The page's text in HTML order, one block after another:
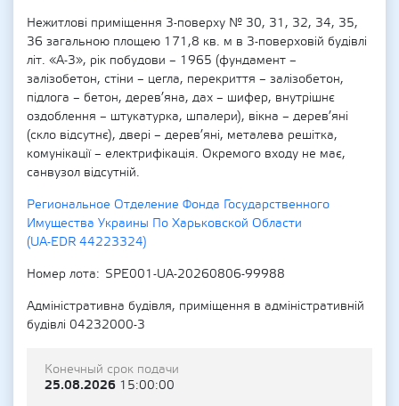
Нежитлові приміщення 3-поверху № 30, 31, 32, 34, 35,
36 загальною площею 171,8 кв. м в 3-поверховій будівлі
літ. «А-3», рік побудови – 1965 (фундамент –
залізобетон, стіни – цегла, перекриття – залізобетон,
підлога – бетон, дерев’яна, дах – шифер, внутрішнє
оздоблення – штукатурка, шпалери), вікна – дерев’яні
(скло відсутнє), двері – дерев’яні, металева решітка,
комунікації – електрифікація. Окремого входу не має,
санвузол відсутній.
Региональное Отделение Фонда Государственного
Имущества Украины По Харьковской Области
(UA-EDR 44223324)
Номер лота
SPE001-UA-20260806-99988
Адміністративна будівля, приміщення в адміністративній
будівлі 04232000-3
Конечный срок подачи
25.08.2026 15:00:00